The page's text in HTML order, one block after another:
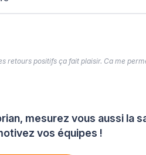
mesurez vous aussi la
vos équipes !
retours positifs ça fait plaisir. Ca me